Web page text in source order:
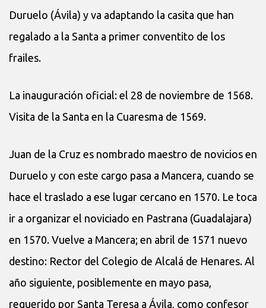
Duruelo (Ávila) y va adaptando la casita que han
regalado a la Santa a primer conventito de los
frailes.
La inauguración oficial: el 28 de noviembre de 1568.
Visita de la Santa en la Cuaresma de 1569.
Juan de la Cruz es nombrado maestro de novicios en
Duruelo y con este cargo pasa a Mancera, cuando se
hace el traslado a ese lugar cercano en 1570. Le toca
ir a organizar el noviciado en Pastrana (Guadalajara)
en 1570. Vuelve a Mancera; en abril de 1571 nuevo
destino: Rector del Colegio de Alcalá de Henares. Al
año siguiente, posiblemente en mayo pasa,
requerido por Santa Teresa a Ávila, como confesor